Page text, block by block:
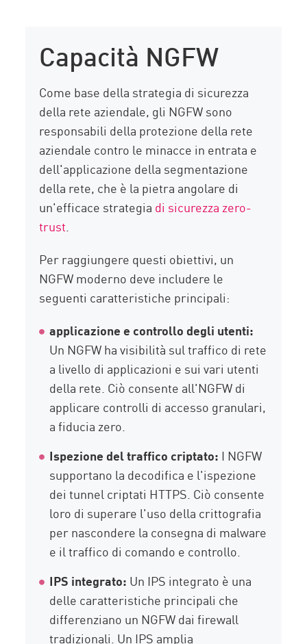
Capacità NGFW
Come base della strategia di sicurezza
della rete aziendale, gli NGFW sono
responsabili della protezione della rete
aziendale contro le minacce in entrata e
dell'applicazione della segmentazione
della rete, che è la pietra angolare di
un'efficace strategia di sicurezza zero-
trust.
Per raggiungere questi obiettivi, un
NGFW moderno deve includere le
seguenti caratteristiche principali:
applicazione e controllo degli utenti:
Un NGFW ha visibilità sul traffico di rete
a livello di applicazioni e sui vari utenti
della rete. Ciò consente all'NGFW di
applicare controlli di accesso granulari,
a fiducia zero.
Ispezione del traffico criptato: I NGFW
supportano la decodifica e l'ispezione
dei tunnel criptati HTTPS. Ciò consente
loro di superare l'uso della crittografia
per nascondere la consegna di malware
e il traffico di comando e controllo.
IPS integrato: Un IPS integrato è una
delle caratteristiche principali che
differenziano un NGFW dai firewall
tradizionali. Un IPS amplia